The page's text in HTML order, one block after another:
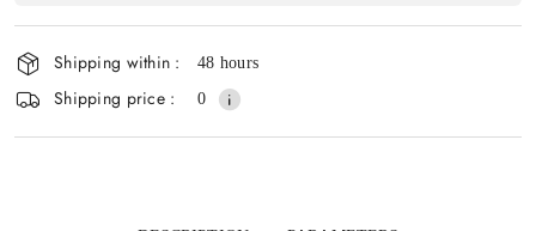
delivery
Shipping within : 48 hours
Shipping price : 0